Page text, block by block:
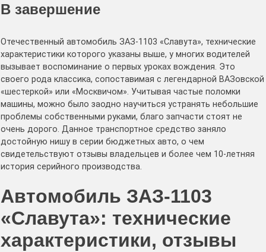
В завершение
Отечественный автомобиль ЗАЗ-1103 «Славута», технические
характеристики которого указаны выше, у многих водителей
вызывает воспоминание о первых уроках вождения. Это
своего рода классика, сопоставимая с легендарной ВАЗовской
«шестеркой» или «Москвичом». Учитывая частые поломки
машины, можно было заодно научиться устранять небольшие
проблемы собственными руками, благо запчасти стоят не
очень дорого. Данное транспортное средство заняло
достойную нишу в серии бюджетных авто, о чем
свидетельствуют отзывы владельцев и более чем 10-летняя
история серийного производства.
Автомобиль ЗАЗ-1103
«Славута»: технические
характеристики, отзывы